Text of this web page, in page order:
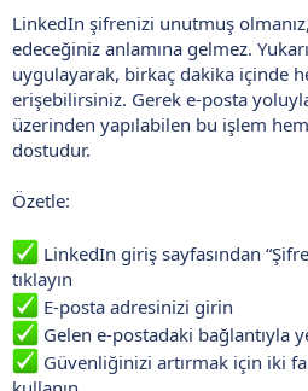
LinkedIn şifrenizi unutmuş olmanız,
edeceğiniz anlamına gelmez.
uygulayarak, birkaç dakika içinde
erişebilirsiniz. Gerek e-posta
üzerinden yapılabilen bu işlem
dostudur.
Özetle:
LinkedIn giriş sayfasından
tıklayın
E-posta adresinizi girin
Gelen e-postadaki bağlantıyla
Güvenliğinizi artırmak için iki